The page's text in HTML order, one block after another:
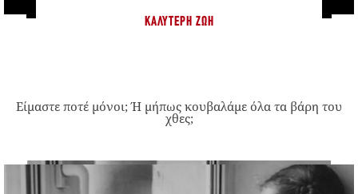
ΚΑΛΎΤΕΡΗ ΖΩΉ
Είμαστε ποτέ μόνοι; Ή μήπως κουβαλάμε όλα τα βάρη του
χθες;